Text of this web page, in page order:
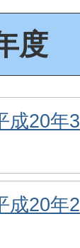
度
成20年3
成20年2